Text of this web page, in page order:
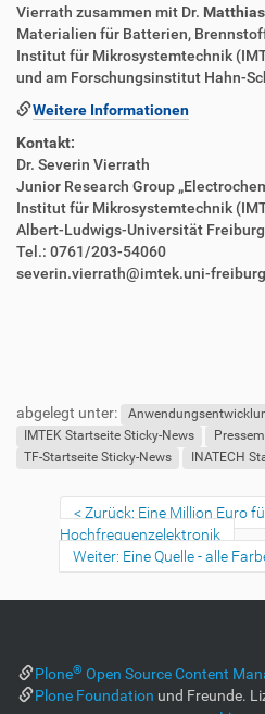
Vierrath zusammen mit Dr.
Materialien für Batterien,
Institut für Mikrosystemtechnik
und am Forschungsinstitut Hahn-
Weitere Informationen
Kontakt:
Dr. Severin Vierrath
Junior Research Group
Institut für Mikrosystemtechnik
Albert-Ludwigs-Universität Freiburg
Tel.: 0761/203-54060
severin.vierrath@imtek.uni-
ß
n
i
s
abgelegt unter:
IMTEK Startseite Sticky-News
TF-Startseite Sticky-News
INATECH
Zurück: Eine Million Euro
Hochfrequenzelektronik
Weiter: Eine Quelle - alle
Plone® Open Source Content
Plone Foundation und Freunde.